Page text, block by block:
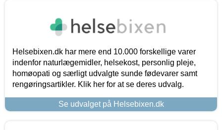
Helsebixen.dk har mere end 10.000 forskellige varer
indenfor naturlægemidler, helsekost, personlig pleje,
homøopati og særligt udvalgte sunde fødevarer samt
rengøringsartikler. Klik her for at se deres udvalg.
Se udvalget på Helsebixen.dk